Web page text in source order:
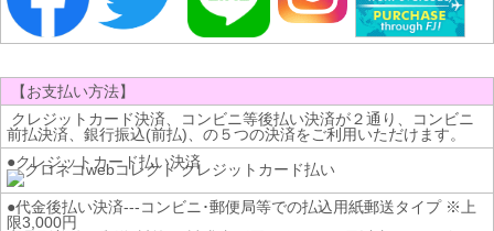
【お支払い方法】
クレジットカード決済、コンビニ等後払い決済が２通り、コンビニ
前払決済、銀行振込(前払)、の５つの決済をご利用いただけます。
●クレジットカード払い決済
●代金後払い決済---コンビニ･郵便局等での払込用紙郵送タイプ ※上
限3,000円